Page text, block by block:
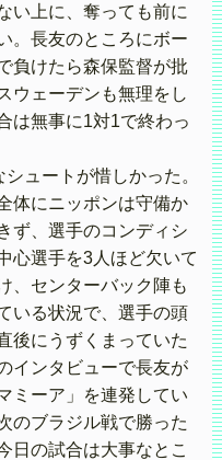
い上に、奪っても前に
。長友のところにボー
負けたら森保監督が批
ウェーデンも無理をし
は無事に1対1で終わっ
ュートが惜しかった。
体にニッポンは守備か
ず、選手のコンディシ
心選手を3人ほど欠いて
、センターバック陣も
いる状況で、選手の頭
後にうずくまっていた
インタビューで長友が
ミーア」を連発してい
のブラジル戦で勝った
日の試合は大事なとこ